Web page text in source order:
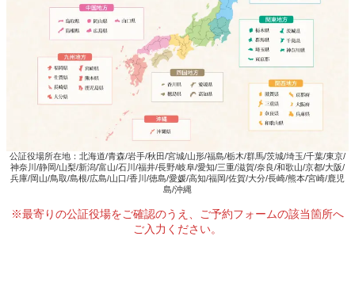
公証役場所在地：北海道/青森/岩手/秋田/宮城/山形/福島/栃木/群馬/茨城/埼玉/千葉/東京/
神奈川/静岡/山梨/新潟/富山/石川/福井/長野/岐阜/愛知/三重/滋賀/奈良/和歌山/京都/大阪/
兵庫/岡山/鳥取/島根/広島/山口/香川/徳島/愛媛/高知/福岡/佐賀/大分/長崎/熊本/宮崎/鹿児
島/沖縄
※最寄りの公証役場をご確認のうえ、ご予約フォームの該当箇所へ
ご入力ください。